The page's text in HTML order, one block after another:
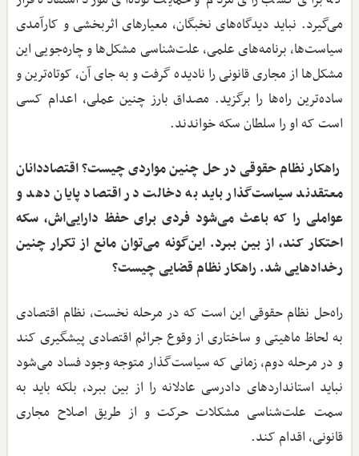
می‌گیرد. نباید دیدگاه‌های نخبگان، معیارهای اثربخشی و کارآمدی
سیاست‌ها، برنامه‌های علمی، علت‌شناسی مشکل‌ها و چاره‌جویی این
مشکل‌ها از مجاری قانونی را نادیده گرفت و به ‌جای آن، کوتاه‌ترین و
ساده‌ترین راه‌ها را برگزید. مصداق بارز چنین عملی، اعدام کسی
است که او را سلطان سکه خواندند.
راهکار نظام حقوقی در حل چنین مواردی چیست؟ اقتصاددانان
معتقدند سیاست‌گذار باید به دخالت در اقتصاد پایان دهد و
عواملی را که باعث می‌شود فردی برای حفظ دارایی‌اش، سکه
احتکار کند، از بین ببرد. این‌گونه می‌توان مانع از تکرار چنین
رخدادهایی شد. راهکار نظام قضایی چیست؟
راه‌حل نظام حقوقی این است که در مرحله نخست، نظام اقتصادی
به لحاظ ماهیتی و ساختاری از وقوع جرائم اقتصادی پیشگیری کند
و در مرحله دوم، زمانی که سیاست‌گذار متوجه وجود فساد می‌شود
نباید استانداردهای دادرسی عادلانه را از بین ببرد، بلکه باید به
سمت علت‌شناسی مشکلات حرکت و از طریق اصلاح مجاری
قانونی، اقدام کند.